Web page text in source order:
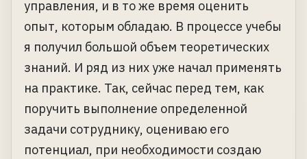
управления, и в то же время оценить
опыт, которым обладаю. В процессе учебы
я получил большой объем теоретических
знаний. И ряд из них уже начал применять
на практике. Так, сейчас перед тем, как
поручить выполнение определенной
задачи сотруднику, оцениваю его
потенциал, при необходимости создаю